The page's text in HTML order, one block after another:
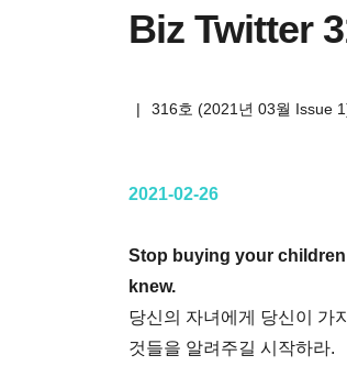
Biz Twitter
| 316호 (2021년 03월 Issue
2021-02-26
Stop buying your
knew.
당신의 자녀에게 당신이 가
것들을 알려주길 시작하라.